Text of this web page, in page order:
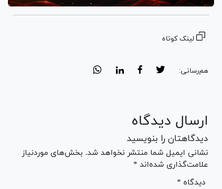
لینک کوتاه
هم‌رسانی:
ارسال دیدگاه
دیدگاهتان را بنویسید
نشانی ایمیل شما منتشر نخواهد شد. بخش‌های موردنیاز
علامت‌گذاری شده‌اند *
* دیدگاه